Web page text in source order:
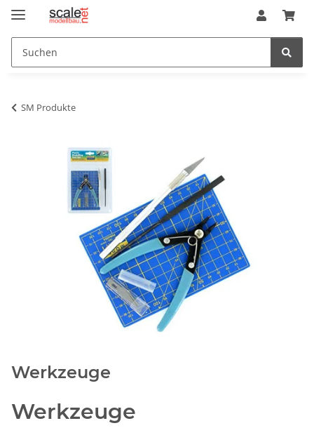
SM Produkte
Werkzeuge
Werkzeuge